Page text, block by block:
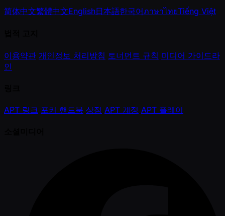
简体中文繁體中文English日本語한국어ภาษาไทยTiếng Việt
이용약관 개인정보 처리방침 토너먼트 규칙 미디어 가이드라
인
APT 링크 포커 핸드북 상점 APT 계정 APT 플레이